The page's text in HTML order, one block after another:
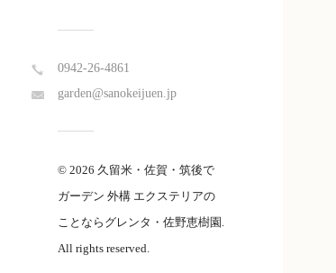
0942-26-4861
garden@sanokeijuen.jp
© 2026 久留米・佐賀・筑後で
ガーデン 外構 エクステリアの
ことならグレンタ・佐野恵樹園.
All rights reserved.